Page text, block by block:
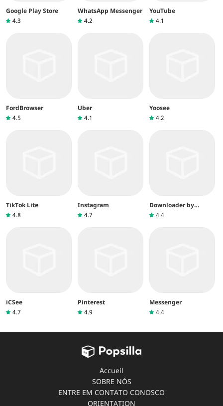
Google Play Store
4.3
WhatsApp Messenger
4.2
YouTube
4.1
FordBrowser
4.5
Uber
4.1
Yoosee
4.2
TikTok Lite
4.8
Instagram
4.7
Downloader by
AFTVnews
4.4
iCSee
4.7
Pinterest
4.9
Messenger
4.4
Accueil
SOBRE NÓS
ENTRE EM CONTATO CONOSCO
ORIENTATION